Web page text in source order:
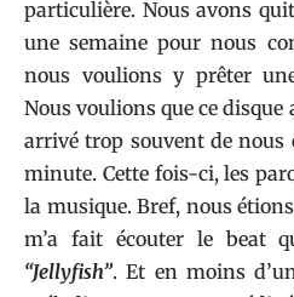
particulière. Nous avons
une semaine pour nous
nous voulions y prêter
Nous voulions que ce
arrivé trop souvent de nous
minute. Cette fois-ci, les
la musique. Bref, nous
m’a fait écouter le beat
“Jellyfish”. Et en moins